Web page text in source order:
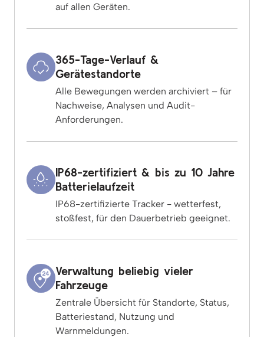
auf allen Geräten.
365-Tage-Verlauf &
Gerätestandorte
Alle Bewegungen werden archiviert – für
Nachweise, Analysen und Audit-
Anforderungen.
IP68-zertifiziert & bis zu 10 Jahre
Batterielaufzeit
IP68-zertifizierte Tracker - wetterfest,
stoßfest, für den Dauerbetrieb geeignet.
Verwaltung beliebig vieler
Fahrzeuge
Zentrale Übersicht für Standorte, Status,
Batteriestand, Nutzung und
Warnmeldungen.